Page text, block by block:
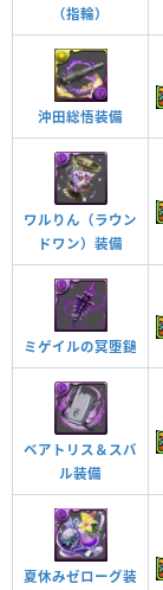
（指輪）
沖田総悟装備
ワルりん（ラウン
ドワン）装備
ミゲイルの冥堕鎚
ベアトリス＆スバ
ル装備
夏休みゼローグ装